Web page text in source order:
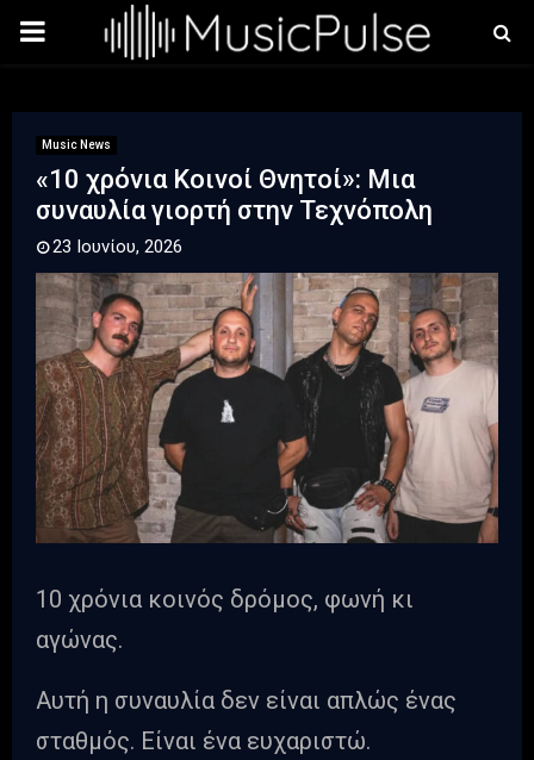
PRIMARY
Music News
«10 χρόνια Κοινοί Θνητοί»: Μια
συναυλία γιορτή στην Τεχνόπολη
23 Ιουνίου, 2026
10 χρόνια κοινός δρόμος, φωνή κι
αγώνας.
Αυτή η συναυλία δεν είναι απλώς ένας
σταθμός. Είναι ένα ευχαριστώ.